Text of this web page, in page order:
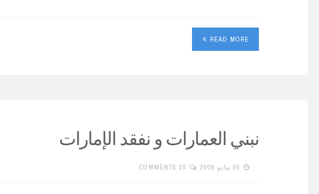
READ MORE
نبني العمارات و نفقد الإمارات
05 مايو 2008 20 COMMENTS